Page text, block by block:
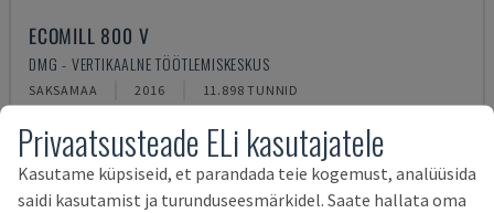
ECOMILL 800 V
DMG - VERTIKAALNE TÖÖTLEMISKESKUS
SAKSAMAA 2016 11.898 TUNNID
Privaatsusteade ELi kasutajatele
Kasutame küpsiseid, et parandada teie kogemust, analüüsida
saidi kasutamist ja turunduseesmärkidel. Saate hallata oma